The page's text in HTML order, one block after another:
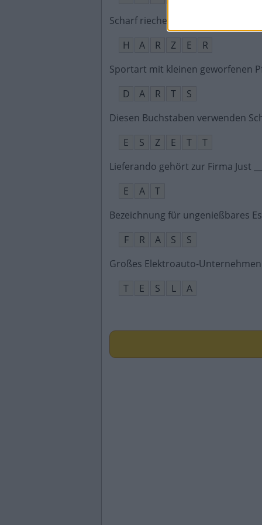
Scharf riechender deutscher
H
A R Z E
R
Sportart mit kleinen geworfenen
D
A R T
S
Diesen Buchstaben verwenden
E
S Z E T
T
Lieferando gehört zur Firma Just
E
A
T
Bezeichnung für ungenießbares
F
R A S
S
Großes Elektroauto-
T
E S L A